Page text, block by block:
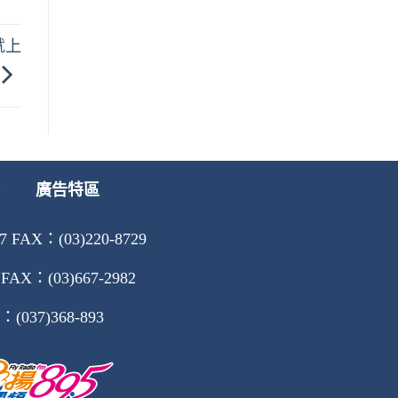
上
廣告特區
FAX：(03)220-8729
：(03)667-2982
(037)368-893